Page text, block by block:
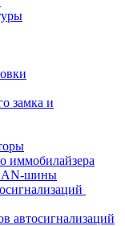
замка и
иммобилайзера
шины
автосигнализаций